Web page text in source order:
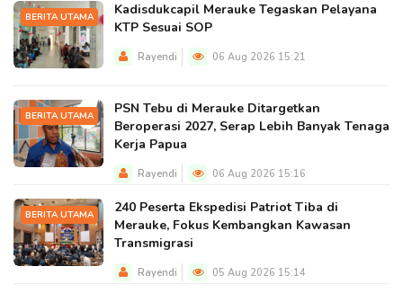
BERITA UTAMA
Kadisdukcapil Merauke Tegaskan Pelayana
KTP Sesuai SOP
Rayendi 06 Aug 2026 15:21
BERITA UTAMA
PSN Tebu di Merauke Ditargetkan
Beroperasi 2027, Serap Lebih Banyak Tenaga
Kerja Papua
Rayendi 06 Aug 2026 15:16
BERITA UTAMA
240 Peserta Ekspedisi Patriot Tiba di
Merauke, Fokus Kembangkan Kawasan
Transmigrasi
Rayendi 05 Aug 2026 15:14